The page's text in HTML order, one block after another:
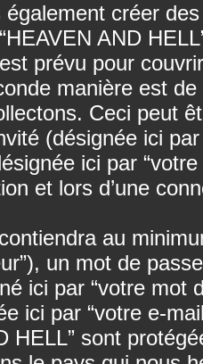
également créer
AND
prévu pour
manière est
Ceci peut
(désignée ici
ici par
et lors d’une
au
un mot de
ici par “votre mot
ici par “votre e-
HELL” sont